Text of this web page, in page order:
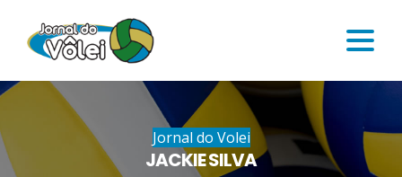
Jornal do Volei
JACKIE SILVA